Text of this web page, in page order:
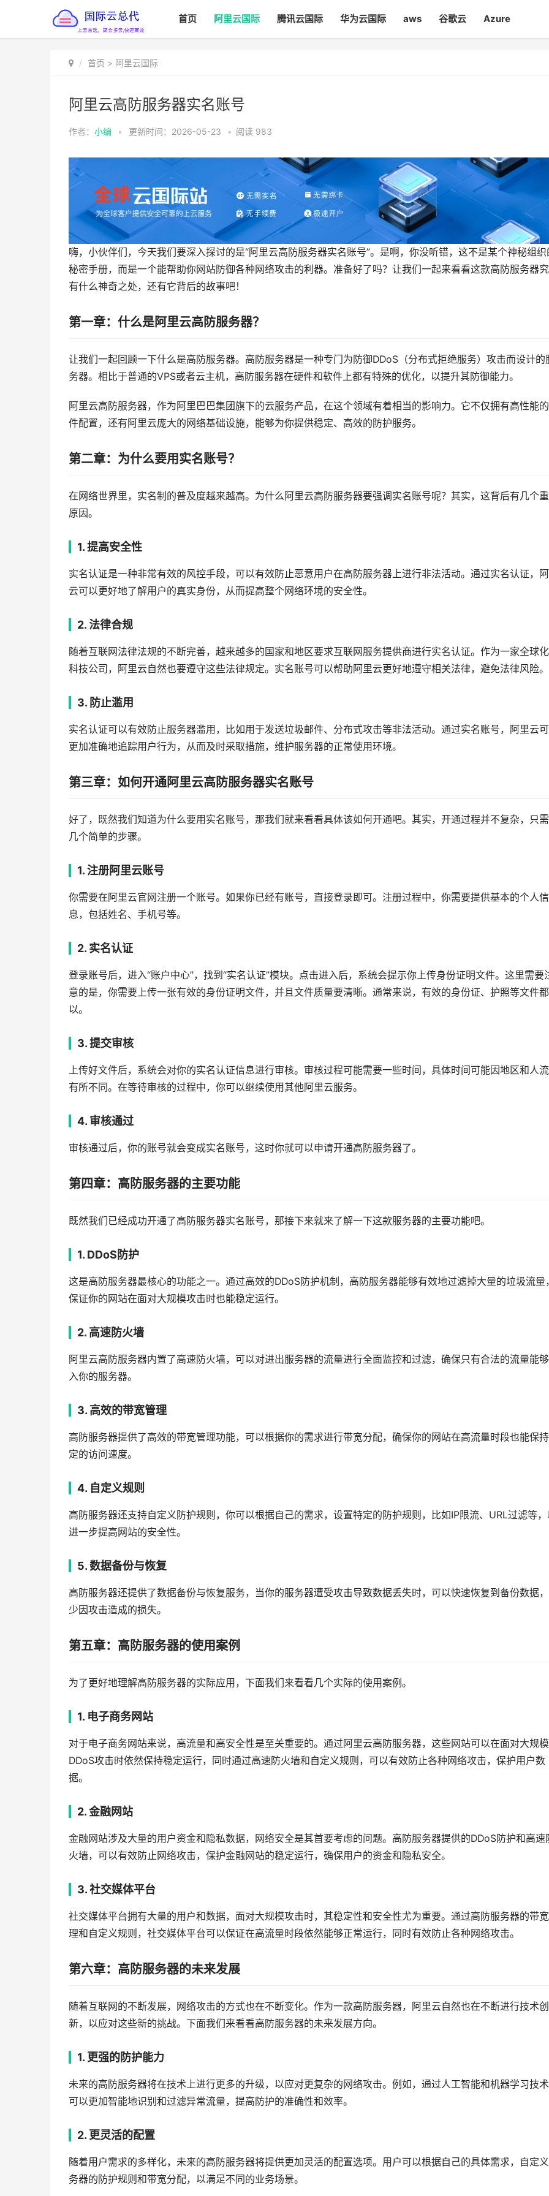
首页 阿里云国际 腾讯云国际 华为云国际 aws 谷歌云 Azure
首页 > 阿里云国际
阿里云高防服务器实名账号
作者： 小编 • 更新时间：2026-05-23 • 阅读 983
嗨，小伙伴们，今天我们要深入探讨的是“阿里云高防服务器实名账号”。是啊，你没听错，这不是某个神秘组织
秘密手册，而是一个能帮助你网站防御各种网络攻击的利器。准备好了吗？让我们一起来看看这款高防服务器
有什么神奇之处，还有它背后的故事吧！
第一章：什么是阿里云高防服务器？
让我们一起回顾一下什么是高防服务器。高防服务器是一种专门为防御DDoS（分布式拒绝服务）攻击而设计的
务器。相比于普通的VPS或者云主机，高防服务器在硬件和软件上都有特殊的优化，以提升其防御能力。
阿里云高防服务器，作为阿里巴巴集团旗下的云服务产品，在这个领域有着相当的影响力。它不仅拥有高性能
件配置，还有阿里云庞大的网络基础设施，能够为你提供稳定、高效的防护服务。
第二章：为什么要用实名账号？
在网络世界里，实名制的普及度越来越高。为什么阿里云高防服务器要强调实名账号呢？其实，这背后有几个
原因。
1. 提高安全性
实名认证是一种非常有效的风控手段，可以有效防止恶意用户在高防服务器上进行非法活动。通过实名认证，
云可以更好地了解用户的真实身份，从而提高整个网络环境的安全性。
2. 法律合规
随着互联网法律法规的不断完善，越来越多的国家和地区要求互联网服务提供商进行实名认证。作为一家全球
科技公司，阿里云自然也要遵守这些法律规定。实名账号可以帮助阿里云更好地遵守相关法律，避免法律风险。
3. 防止滥用
实名认证可以有效防止服务器滥用，比如用于发送垃圾邮件、分布式攻击等非法活动。通过实名账号，阿里云
更加准确地追踪用户行为，从而及时采取措施，维护服务器的正常使用环境。
第三章：如何开通阿里云高防服务器实名账号
好了，既然我们知道为什么要用实名账号，那我们就来看看具体该如何开通吧。其实，开通过程并不复杂，只
几个简单的步骤。
1. 注册阿里云账号
你需要在阿里云官网注册一个账号。如果你已经有账号，直接登录即可。注册过程中，你需要提供基本的个人信
息，包括姓名、手机号等。
2. 实名认证
登录账号后，进入“账户中心”，找到“实名认证”模块。点击进入后，系统会提示你上传身份证明文件。这里需要
意的是，你需要上传一张有效的身份证明文件，并且文件质量要清晰。通常来说，有效的身份证、护照等文件
以。
3. 提交审核
上传好文件后，系统会对你的实名认证信息进行审核。审核过程可能需要一些时间，具体时间可能因地区和人
有所不同。在等待审核的过程中，你可以继续使用其他阿里云服务。
4. 审核通过
审核通过后，你的账号就会变成实名账号，这时你就可以申请开通高防服务器了。
第四章：高防服务器的主要功能
既然我们已经成功开通了高防服务器实名账号，那接下来就来了解一下这款服务器的主要功能吧。
1. DDoS防护
这是高防服务器最核心的功能之一。通过高效的DDoS防护机制，高防服务器能够有效地过滤掉大量的垃圾流量
保证你的网站在面对大规模攻击时也能稳定运行。
2. 高速防火墙
阿里云高防服务器内置了高速防火墙，可以对进出服务器的流量进行全面监控和过滤，确保只有合法的流量能
入你的服务器。
3. 高效的带宽管理
高防服务器提供了高效的带宽管理功能，可以根据你的需求进行带宽分配，确保你的网站在高流量时段也能保
定的访问速度。
4. 自定义规则
高防服务器还支持自定义防护规则，你可以根据自己的需求，设置特定的防护规则，比如IP限流、URL过滤等
进一步提高网站的安全性。
5. 数据备份与恢复
高防服务器还提供了数据备份与恢复服务，当你的服务器遭受攻击导致数据丢失时，可以快速恢复到备份数据
少因攻击造成的损失。
第五章：高防服务器的使用案例
为了更好地理解高防服务器的实际应用，下面我们来看看几个实际的使用案例。
1. 电子商务网站
对于电子商务网站来说，高流量和高安全性是至关重要的。通过阿里云高防服务器，这些网站可以在面对大规模
DDoS攻击时依然保持稳定运行，同时通过高速防火墙和自定义规则，可以有效防止各种网络攻击，保护用户数
据。
2. 金融网站
金融网站涉及大量的用户资金和隐私数据，网络安全是其首要考虑的问题。高防服务器提供的DDoS防护和高速
火墙，可以有效防止网络攻击，保护金融网站的稳定运行，确保用户的资金和隐私安全。
3. 社交媒体平台
社交媒体平台拥有大量的用户和数据，面对大规模攻击时，其稳定性和安全性尤为重要。通过高防服务器的带
理和自定义规则，社交媒体平台可以保证在高流量时段依然能够正常运行，同时有效防止各种网络攻击。
第六章：高防服务器的未来发展
随着互联网的不断发展，网络攻击的方式也在不断变化。作为一款高防服务器，阿里云自然也在不断进行技术创
新，以应对这些新的挑战。下面我们来看看高防服务器的未来发展方向。
1. 更强的防护能力
未来的高防服务器将在技术上进行更多的升级，以应对更复杂的网络攻击。例如，通过人工智能和机器学习技
可以更加智能地识别和过滤异常流量，提高防护的准确性和效率。
2. 更灵活的配置
随着用户需求的多样化，未来的高防服务器将提供更加灵活的配置选项。用户可以根据自己的具体需求，自定
务器的防护规则和带宽分配，以满足不同的业务场景。